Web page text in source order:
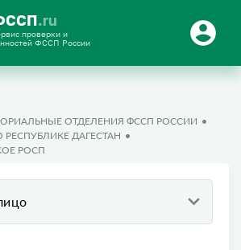
.ru
проверки и
ФССП России
ОТДЕЛЕНИЯ ФССП РОССИИ
ДАГЕСТАН
РОСП